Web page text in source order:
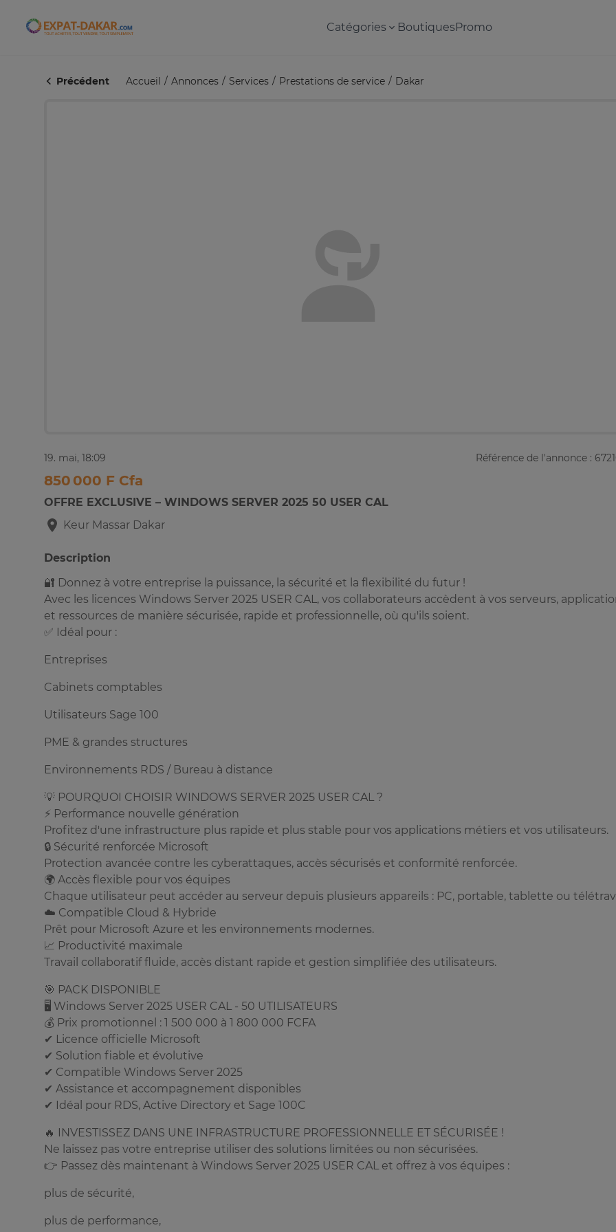
Expat-Dakar Catégories BoutiquesPromo
Précédent Accueil Annonces Services Prestations de service Dakar
19. mai, 18:09 Référence de l'annonce :
850 000 F Cfa
OFFRE EXCLUSIVE – WINDOWS SERVER 2025 50 USER CAL
Keur Massar Dakar
Description
🔐 Donnez à votre entreprise la puissance, la sécurité et la flexibilité du futur !
Avec les licences Windows Server 2025 USER CAL, vos collaborateurs accèdent à vos serveurs,
et ressources de manière sécurisée, rapide et professionnelle, où qu'ils soient.
✅ Idéal pour :
Entreprises
Cabinets comptables
Utilisateurs Sage 100
PME & grandes structures
Environnements RDS / Bureau à distance
💡 POURQUOI CHOISIR WINDOWS SERVER 2025 USER CAL ?
⚡ Performance nouvelle génération
Profitez d'une infrastructure plus rapide et plus stable pour vos applications métiers et vos utilisateurs.
🔒 Sécurité renforcée Microsoft
Protection avancée contre les cyberattaques, accès sécurisés et conformité renforcée.
🌍 Accès flexible pour vos équipes
Chaque utilisateur peut accéder au serveur depuis plusieurs appareils : PC, portable, tablette ou
☁️ Compatible Cloud & Hybride
Prêt pour Microsoft Azure et les environnements modernes.
📈 Productivité maximale
Travail collaboratif fluide, accès distant rapide et gestion simplifiée des utilisateurs.
🎯 PACK DISPONIBLE
🖥️ Windows Server 2025 USER CAL - 50 UTILISATEURS
💰 Prix promotionnel : 1 500 000 à 1 800 000 FCFA
✔ Licence officielle Microsoft
✔ Solution fiable et évolutive
✔ Compatible Windows Server 2025
✔ Assistance et accompagnement disponibles
✔ Idéal pour RDS, Active Directory et Sage 100C
🔥 INVESTISSEZ DANS UNE INFRASTRUCTURE PROFESSIONNELLE ET SÉCURISÉE !
Ne laissez pas votre entreprise utiliser des solutions limitées ou non sécurisées.
👉 Passez dès maintenant à Windows Server 2025 USER CAL et offrez à vos équipes :
plus de sécurité,
plus de performance,